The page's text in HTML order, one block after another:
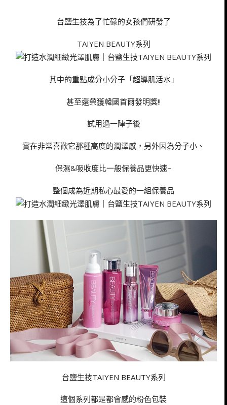
台鹽生技為了忙碌的女孩們研發了
TAIYEN BEAUTY系列
其中的重點成分小分子「超導肌活水」
甚至還榮獲韓國首爾發明獎!!
試用過一陣子後
實在非常喜歡它那種高度的潤澤感，另外因為分子小、
保濕&吸收度比一般保養品更快速~
整個成為近期私心最愛的一組保養品
台鹽生技TAIYEN BEAUTY系列
這個系列都是都會感的粉色包裝